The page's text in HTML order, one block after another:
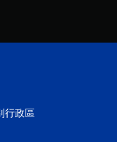
行政區